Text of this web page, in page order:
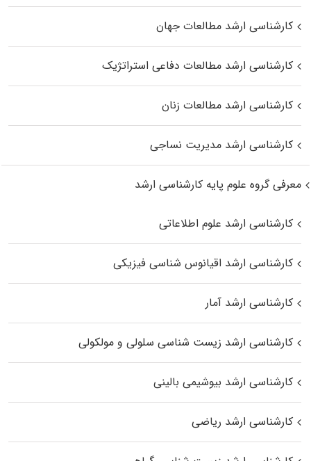
کارشناسی ارشد مطالعات جهان
کارشناسی ارشد مطالعات دفاعی استراتژیک
کارشناسی ارشد مطالعات زنان
کارشناسی ارشد مدیریت نساجی
معرفی گروه علوم پایه کارشناسی ارشد
کارشناسی ارشد علوم اطلاعاتی
کارشناسی ارشد اقیانوس‌ شناسی فیزیکی
کارشناسی ارشد آمار
کارشناسی ارشد زیست شناسی سلولی و مولکولی
کارشناسی ارشد بیوشیمی بالینی
کارشناسی ارشد ریاضی